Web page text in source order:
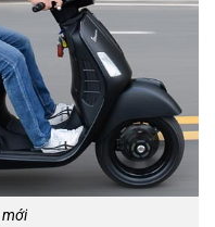
mới